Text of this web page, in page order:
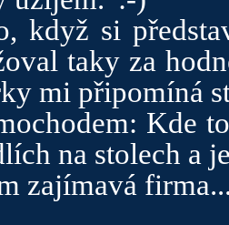
když si
taky za
mi připomíná
Kde
na stolech a
zajímavá